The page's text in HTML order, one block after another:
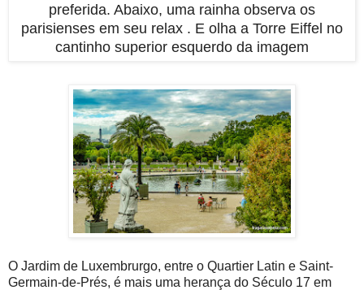
preferida. Abaixo, uma rainha observa os
parisienses em seu relax . E olha a Torre Eiffel no
cantinho superior esquerdo da imagem
O Jardim de Luxembrurgo, entre o Quartier Latin e Saint-
Germain-de-Prés, é mais uma herança do Século 17 em